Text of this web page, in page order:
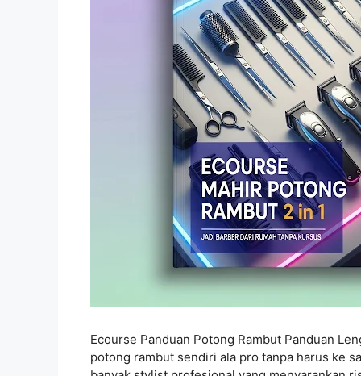
Ecourse Panduan Potong Rambut Panduan
potong rambut sendiri ala pro tanpa harus ke